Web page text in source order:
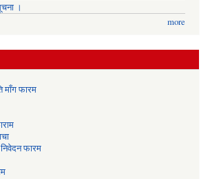
।
more
माँग फारम
फारम